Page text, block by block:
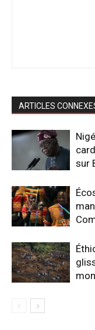
ARTICLES
sur